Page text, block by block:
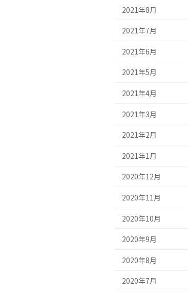
2021年8月
2021年7月
2021年6月
2021年5月
2021年4月
2021年3月
2021年2月
2021年1月
2020年12月
2020年11月
2020年10月
2020年9月
2020年8月
2020年7月